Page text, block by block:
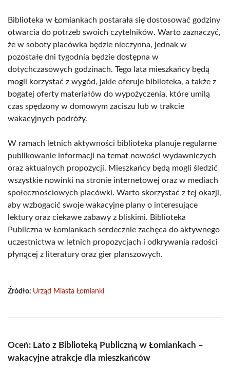
Biblioteka w Łomiankach postarała się dostosować godziny
otwarcia do potrzeb swoich czytelników. Warto zaznaczyć,
że w soboty placówka będzie nieczynna, jednak w
pozostałe dni tygodnia będzie dostępna w
dotychczasowych godzinach. Tego lata mieszkańcy będą
mogli korzystać z wygód, jakie oferuje biblioteka, a także z
bogatej oferty materiałów do wypożyczenia, które umilą
czas spędzony w domowym zaciszu lub w trakcie
wakacyjnych podróży.
W ramach letnich aktywności biblioteka planuje regularne
publikowanie informacji na temat nowości wydawniczych
oraz aktualnych propozycji. Mieszkańcy będą mogli śledzić
wszystkie nowinki na stronie internetowej oraz w mediach
społecznościowych placówki. Warto skorzystać z tej okazji,
aby wzbogacić swoje wakacyjne plany o interesujące
lektury oraz ciekawe zabawy z bliskimi. Biblioteka
Publiczna w Łomiankach serdecznie zachęca do aktywnego
uczestnictwa w letnich propozycjach i odkrywania radości
płynącej z literatury oraz gier planszowych.
Źródło: Urząd Miasta Łomianki
Oceń: Lato z Biblioteką Publiczną w Łomiankach –
wakacyjne atrakcje dla mieszkańców